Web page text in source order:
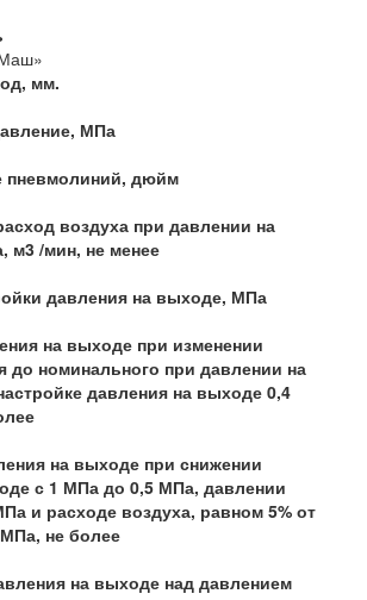
мм.
МПа
пневмолиний, дюйм
воздуха при давлении на
м3 /мин, не менее
давления на выходе, МПа
на выходе при изменении
до номинального при давлении на
давления на выходе 0,4
на выходе при снижении
с 1 МПа до 0,5 МПа, давлении
и расходе воздуха, равном 5% от
не более
на выходе над давлением